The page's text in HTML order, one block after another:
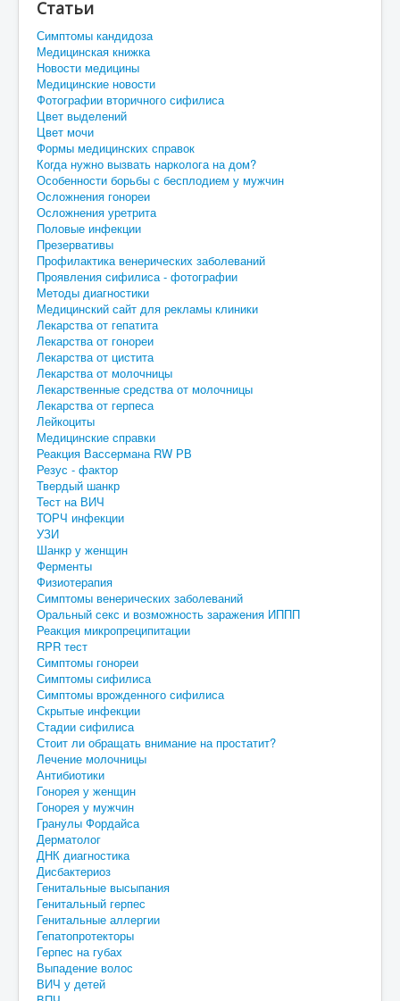
Статьи
Симптомы кандидоза
Медицинская книжка
Новости медицины
Медицинские новости
Фотографии вторичного сифилиса
Цвет выделений
Цвет мочи
Формы медицинских справок
Когда нужно вызвать нарколога на дом?
Особенности борьбы с бесплодием у мужчин
Осложнения гонореи
Осложнения уретрита
Половые инфекции
Презервативы
Профилактика венерических заболеваний
Проявления сифилиса - фотографии
Методы диагностики
Медицинский сайт для рекламы клиники
Лекарства от гепатита
Лекарства от гонореи
Лекарства от цистита
Лекарства от молочницы
Лекарственные средства от молочницы
Лекарства от герпеса
Лейкоциты
Медицинские справки
Реакция Вассермана RW РВ
Резус - фактор
Твердый шанкр
Тест на ВИЧ
ТОРЧ инфекции
УЗИ
Шанкр у женщин
Ферменты
Физиотерапия
Симптомы венерических заболеваний
Оральный секс и возможность заражения ИППП
Реакция микропреципитации
RPR тест
Симптомы гонореи
Симптомы сифилиса
Симптомы врожденного сифилиса
Скрытые инфекции
Стадии сифилиса
Стоит ли обращать внимание на простатит?
Лечение молочницы
Антибиотики
Гонорея у женщин
Гонорея у мужчин
Гранулы Фордайса
Дерматолог
ДНК диагностика
Дисбактериоз
Генитальные высыпания
Генитальный герпес
Генитальные аллергии
Гепатопротекторы
Герпес на губах
Выпадение волос
ВИЧ у детей